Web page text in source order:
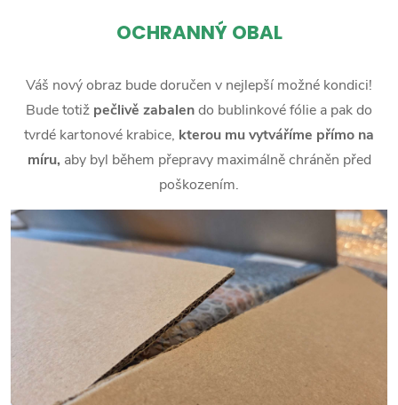
OCHRANNÝ OBAL
Váš nový obraz bude doručen v nejlepší možné kondici!
Bude totiž pečlivě zabalendo bublinkové fólie a pak do
tvrdé kartonové krabice, kterou mu vytváříme přímo na
míru, aby byl během přepravy maximálně chráněn před
poškozením.